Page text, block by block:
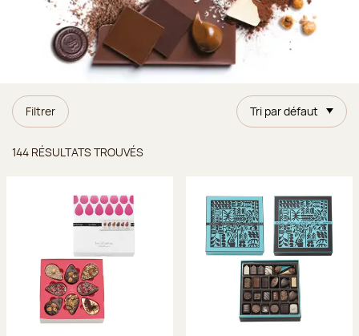
Filtrer Tri par défaut
144 RÉSULTATS TROUVÉS